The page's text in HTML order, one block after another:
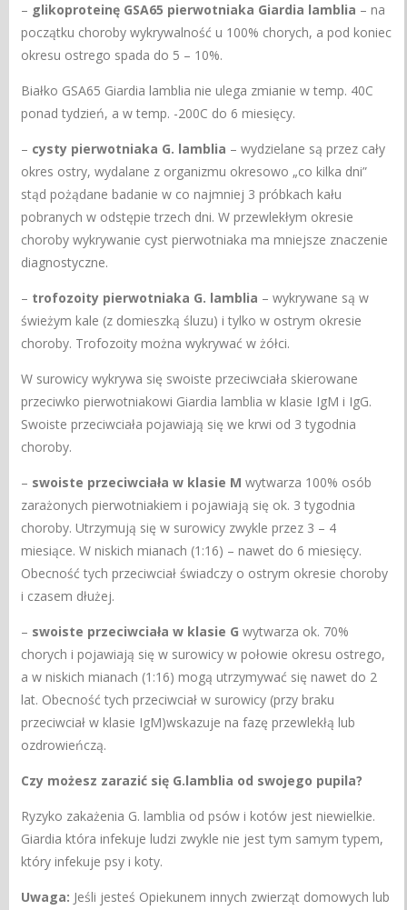
– glikoproteinę GSA65 pierwotniaka Giardia lamblia – na
początku choroby wykrywalność u 100% chorych, a pod koniec
okresu ostrego spada do 5 – 10%.
Białko GSA65 Giardia lamblia nie ulega zmianie w temp. 40C
ponad tydzień, a w temp. -200C do 6 miesięcy.
– cysty pierwotniaka G. lamblia – wydzielane są przez cały
okres ostry, wydalane z organizmu okresowo „co kilka dni”
stąd pożądane badanie w co najmniej 3 próbkach kału
pobranych w odstępie trzech dni. W przewlekłym okresie
choroby wykrywanie cyst pierwotniaka ma mniejsze znaczenie
diagnostyczne.
– trofozoity pierwotniaka G. lamblia – wykrywane są w
świeżym kale (z domieszką śluzu) i tylko w ostrym okresie
choroby. Trofozoity można wykrywać w żółci.
W surowicy wykrywa się swoiste przeciwciała skierowane
przeciwko pierwotniakowi Giardia lamblia w klasie IgM i IgG.
Swoiste przeciwciała pojawiają się we krwi od 3 tygodnia
choroby.
– swoiste przeciwciała w klasie M wytwarza 100% osób
zarażonych pierwotniakiem i pojawiają się ok. 3 tygodnia
choroby. Utrzymują się w surowicy zwykle przez 3 – 4
miesiące. W niskich mianach (1:16) – nawet do 6 miesięcy.
Obecność tych przeciwciał świadczy o ostrym okresie choroby
i czasem dłużej.
– swoiste przeciwciała w klasie Gwytwarza ok. 70%
chorych i pojawiają się w surowicy w połowie okresu ostrego,
a w niskich mianach (1:16) mogą utrzymywać się nawet do 2
lat. Obecność tych przeciwciał w surowicy (przy braku
przeciwciał w klasie IgM)wskazuje na fazę przewlekłą lub
ozdrowieńczą.
Czy możesz zarazić się G.lamblia od swojego pupila?
Ryzyko zakażenia G. lamblia od psów i kotów jest niewielkie.
Giardia która infekuje ludzi zwykle nie jest tym samym typem,
który infekuje psy i koty.
Uwaga: Jeśli jesteś Opiekunem innych zwierząt domowych lub